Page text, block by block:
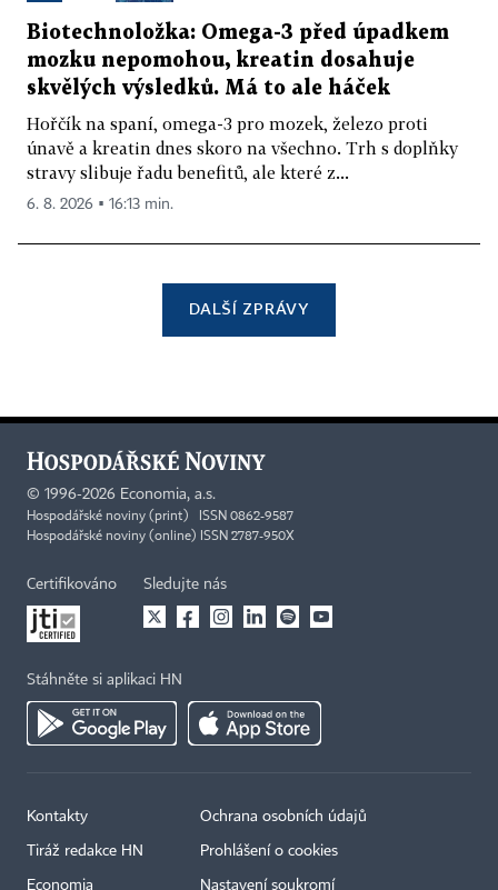
Biotechnoložka: Omega-3 před úpadkem
mozku nepomohou, kreatin dosahuje
skvělých výsledků. Má to ale háček
Hořčík na spaní, omega-3 pro mozek, železo proti
únavě a kreatin dnes skoro na všechno. Trh s doplňky
stravy slibuje řadu benefitů, ale které z...
6. 8. 2026 ▪ 16:13 min.
DALŠÍ ZPRÁVY
© 1996-2026 Economia, a.s.
Hospodářské noviny (print) ISSN 0862-9587
Hospodářské noviny (online) ISSN 2787-950X
Certifikováno Sledujte nás
Stáhněte si aplikaci HN
Kontakty
Tiráž redakce HN
Economia
Ochrana osobních údajů
Prohlášení o cookies
Nastavení soukromí